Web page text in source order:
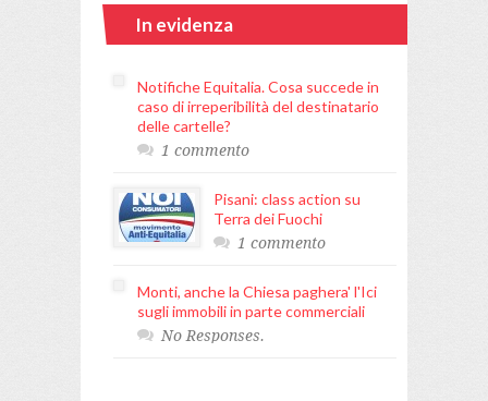
In evidenza
Notifiche Equitalia. Cosa succede in
caso di irreperibilità del destinatario
delle cartelle?
1 commento
Pisani: class action su
Terra dei Fuochi
1 commento
Monti, anche la Chiesa paghera' l'Ici
sugli immobili in parte commerciali
No Responses.